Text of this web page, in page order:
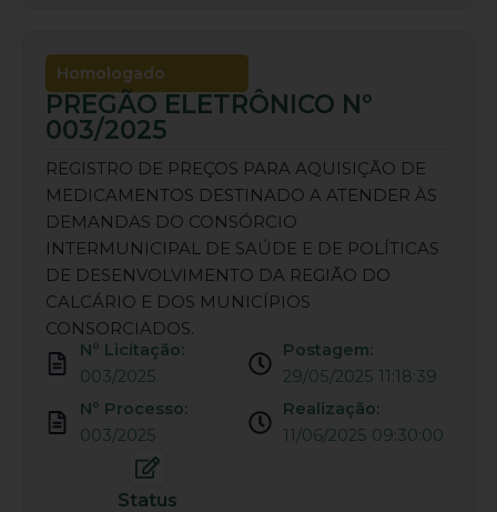
Homologado
PREGÃO ELETRÔNICO Nº
003/2025
REGISTRO DE PREÇOS PARA AQUISIÇÃO DE
MEDICAMENTOS DESTINADO A ATENDER ÀS
DEMANDAS DO CONSÓRCIO
INTERMUNICIPAL DE SAÚDE E DE POLÍTICAS
DE DESENVOLVIMENTO DA REGIÃO DO
CALCÁRIO E DOS MUNICÍPIOS
CONSORCIADOS.
Nº Licitação:
003/2025
Nº Processo:
003/2025
Postagem:
29/05/2025 11:18:39
Realização:
11/06/2025 09:30:00
Status